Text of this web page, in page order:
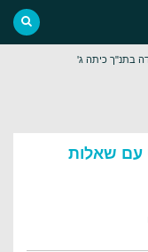
בתנ"ך כיתה ג'
עם שאלות